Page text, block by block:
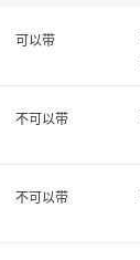
可以带
不可以带
不可以带